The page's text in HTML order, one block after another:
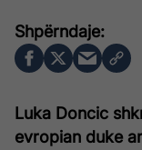
Luka Doncic
evropian duke